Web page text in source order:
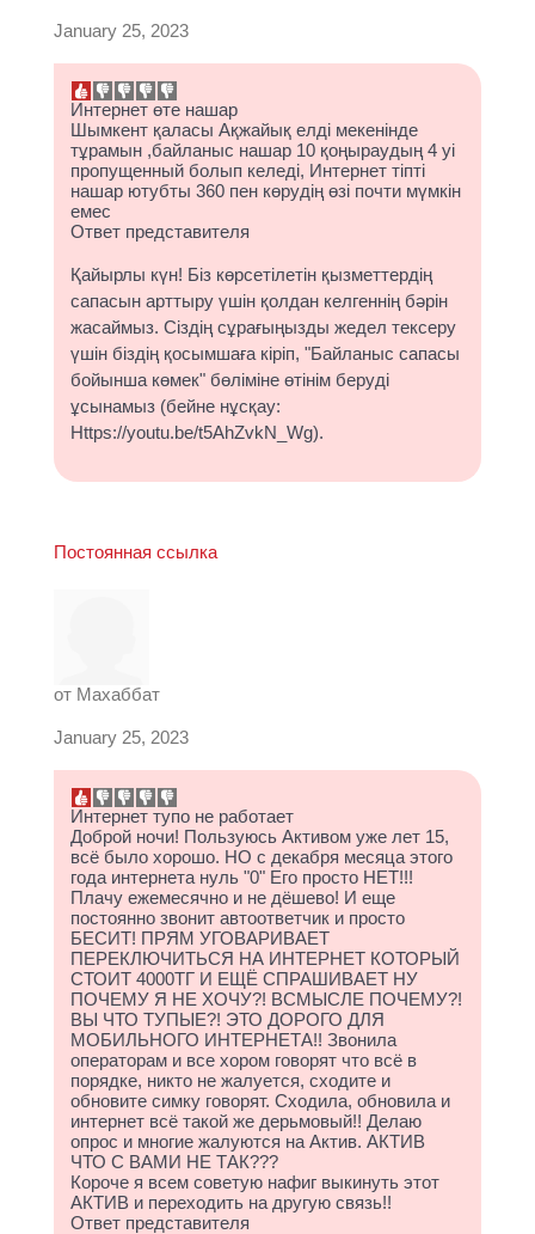
January 25, 2023
Интернет өте нашар
Шымкент қаласы Ақжайық елді мекенінде
тұрамын ,байланыс нашар 10 қоңыраудың 4 уі
пропущенный болып келеді, Интернет тіпті
нашар ютубты 360 пен көрудің өзі почти мүмкін
емес
Ответ представителя
Қайырлы күн! Біз көрсетілетін қызметтердің
сапасын арттыру үшін қолдан келгеннің бәрін
жасаймыз. Сіздің сұрағыңызды жедел тексеру
үшін біздің қосымшаға кіріп, "Байланыс сапасы
бойынша көмек" бөліміне өтінім беруді
ұсынамыз (бейне нұсқау:
Https://youtu.be/t5AhZvkN_Wg).
Постоянная ссылка
от Махаббат
January 25, 2023
Интернет тупо не работает
Доброй ночи! Пользуюсь Активом уже лет 15,
всё было хорошо. НО с декабря месяца этого
года интернета нуль "0" Его просто НЕТ!!!
Плачу ежемесячно и не дёшево! И еще
постоянно звонит автоответчик и просто
БЕСИТ! ПРЯМ УГОВАРИВАЕТ
ПЕРЕКЛЮЧИТЬСЯ НА ИНТЕРНЕТ КОТОРЫЙ
СТОИТ 4000ТГ И ЕЩЁ СПРАШИВАЕТ НУ
ПОЧЕМУ Я НЕ ХОЧУ?! ВСМЫСЛЕ ПОЧЕМУ?!
ВЫ ЧТО ТУПЫЕ?! ЭТО ДОРОГО ДЛЯ
МОБИЛЬНОГО ИНТЕРНЕТА!! Звонила
операторам и все хором говорят что всё в
порядке, никто не жалуется, сходите и
обновите симку говорят. Сходила, обновила и
интернет всё такой же дерьмовый!! Делаю
опрос и многие жалуются на Актив. АКТИВ
ЧТО С ВАМИ НЕ ТАК???
Короче я всем советую нафиг выкинуть этот
АКТИВ и переходить на другую связь!!
Ответ представителя